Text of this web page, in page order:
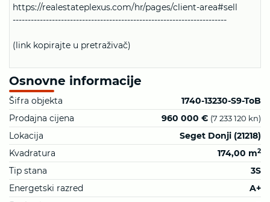
https://realestateplexus.com/hr/pages/client-area#sell
-----------------------------------------------------------------------
(link kopirajte u pretraživač)
Osnovne informacije
Šifra objekta
1740-13230-S9-ToB
Prodajna cijena
960 000 € (7 233 120 kn)
Lokacija
Seget Donji (21218)
Kvadratura
174,00 m2
Tip stana
3S
Energetski razred
A+